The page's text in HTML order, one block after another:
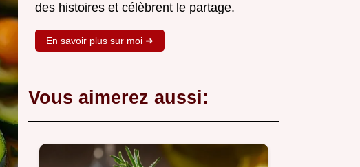
des histoires et célèbrent le partage.
En savoir plus sur moi ➜
Vous aimerez aussi: